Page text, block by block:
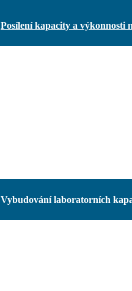
Posílení kapacity a výkonnosti
Vybudování laboratorních